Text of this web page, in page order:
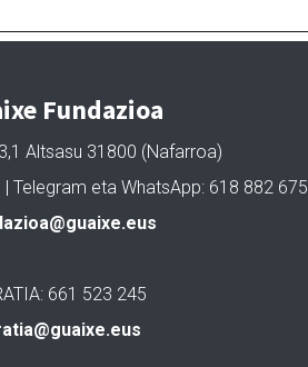
Fundazioa
Altsasu 31800 (Nafarroa)
Telegram eta WhatsApp: 618 882 675
661 523 245